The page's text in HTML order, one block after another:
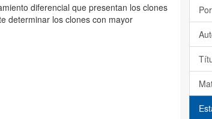
diferencial que presentan los clones
determinar los clones con mayor